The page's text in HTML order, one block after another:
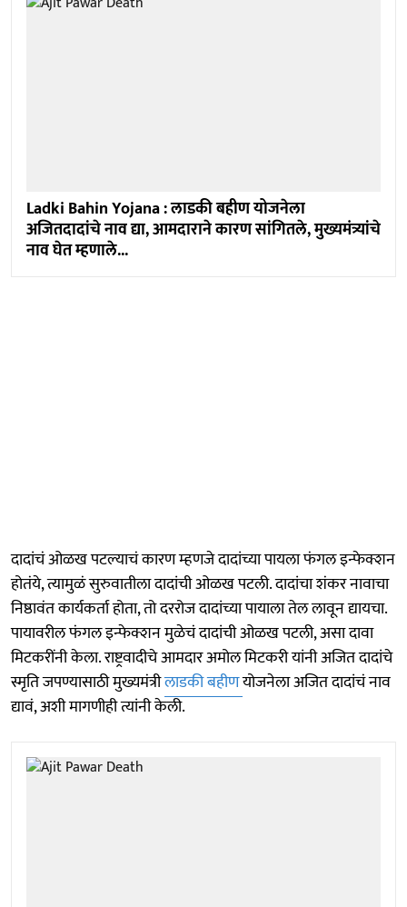
Ladki Bahin Yojana : लाडकी बहीण योजनेला
अजितदादांचे नाव द्या, आमदाराने कारण सांगितले, मुख्यमंत्र्यांचे
नाव घेत म्हणाले...
दादांचं ओळख पटल्याचं कारण म्हणजे दादांच्या पायला फंगल इन्फेक्शन
होतंये, त्यामुळं सुरुवातीला दादांची ओळख पटली. दादांचा शंकर नावाचा
निष्ठावंत कार्यकर्ता होता, तो दररोज दादांच्या पायाला तेल लावून द्यायचा.
पायावरील फंगल इन्फेक्शन मुळेचं दादांची ओळख पटली, असा दावा
मिटकरींनी केला. राष्ट्रवादीचे आमदार अमोल मिटकरी यांनी अजित दादांचे
स्मृति जपण्यासाठी मुख्यमंत्रीलाडकी बहीणयोजनेला अजित दादांचं नाव
द्यावं, अशी मागणीही त्यांनी केली.